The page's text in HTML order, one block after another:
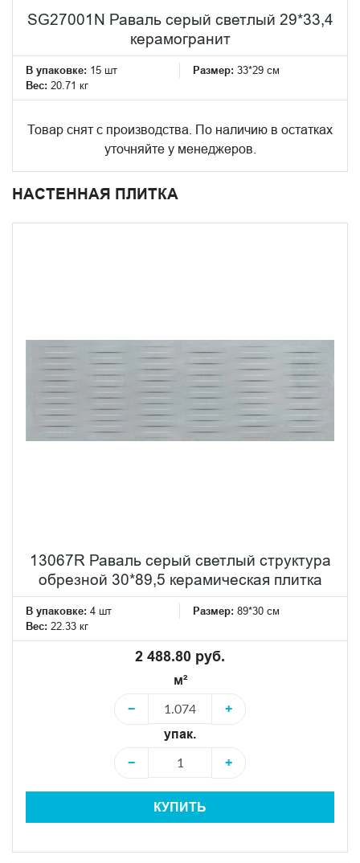
SG27001N Раваль серый светлый 29*33,4
керамогранит
В упаковке: 15 шт Размер: 33*29 см
Вес: 20.71 кг
Товар снят с производства. По наличию в остатках
уточняйте у менеджеров.
НАСТЕННАЯ ПЛИТКА
13067R Раваль серый светлый структура
обрезной 30*89,5 керамическая плитка
В упаковке: 4 шт Размер: 89*30 см
Вес: 22.33 кг
2 488.80 руб.
м²
−
+
упак.
−
+
КУПИТЬ